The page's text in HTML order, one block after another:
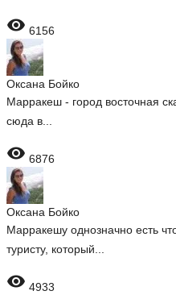
 6156
Оксана Бойко
Марракеш - город восточная
сюда в...
 6876
Оксана Бойко
Марракешу однозначно есть
туристу, который...
 4933